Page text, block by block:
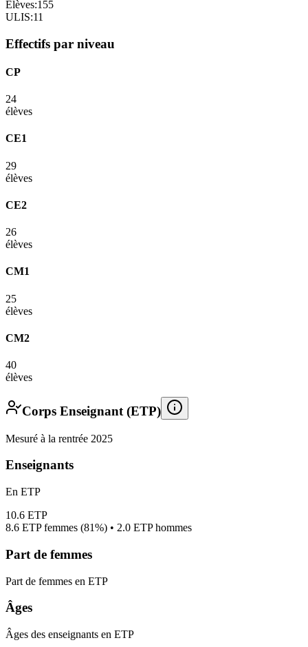
Élèves:155
ULIS:11
Effectifs par niveau
CP
24
élèves
CE1
29
élèves
CE2
26
élèves
CM1
25
élèves
CM2
40
élèves
Corps Enseignant (ETP)
Mesuré à la rentrée 2025
Enseignants
En ETP
10.6 ETP
8.6 ETP femmes (81%) • 2.0 ETP hommes
Part de femmes
Part de femmes en ETP
Âges
Âges des enseignants en ETP